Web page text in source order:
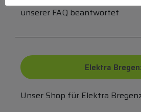
unserer FAQ beantwortet
Elektra
Unser Shop für Elektra